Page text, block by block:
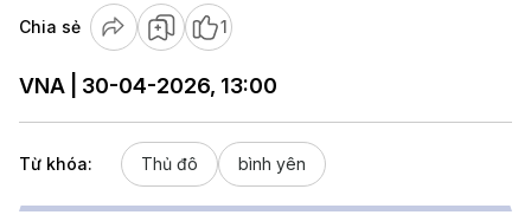
Chia sẻ 1
VNA | 30-04-2026, 13:00
Từ khóa: Thủ đô bình yên